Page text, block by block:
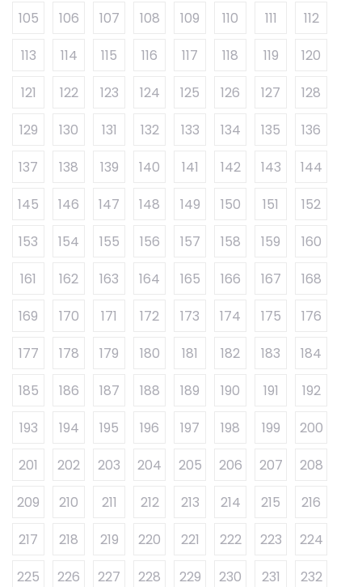
105
106 107 108 109 110 111
112
113
114 115 116 117 118 119
120
121
122 123 124 125 126 127
128
129
130 131 132 133 134 135
136
137
138 139 140 141 142 143
144
145
146 147 148 149 150 151
152
153
154 155 156 157 158 159
160
161
162 163 164 165 166 167
168
169
170 171 172 173 174 175
176
177
178 179 180 181 182 183
184
185
186 187 188 189 190 191
192
193
194 195 196 197 198 199
200
201
202 203 204 205 206 207
208
209
210 211 212 213 214 215
216
217
218 219 220 221 222 223
224
225
226 227 228 229 230 231
232